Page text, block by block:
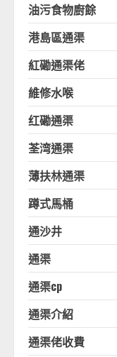
油污食物廚餘
港島區通渠
紅磡通渠佬
維修水喉
红磡通渠
荃湾通渠
薄扶林通渠
蹲式馬桶
通沙井
通渠
通渠cp
通渠介紹
通渠佬收費